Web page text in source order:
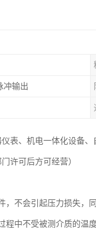
冲输出
表、机电一体化设备
许可后方可经营）
不会引起压力损失，
中不受被测介质的温